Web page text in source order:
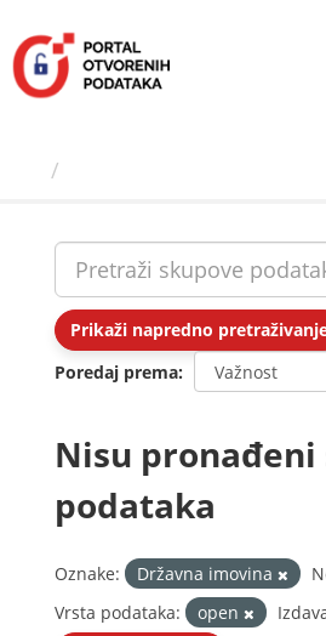
sadržaj
Prikaži napredno
Poredaj prema
Nisu pronađeni
podataka
Oznake: Državna imovina
Vrsta podataka:
open